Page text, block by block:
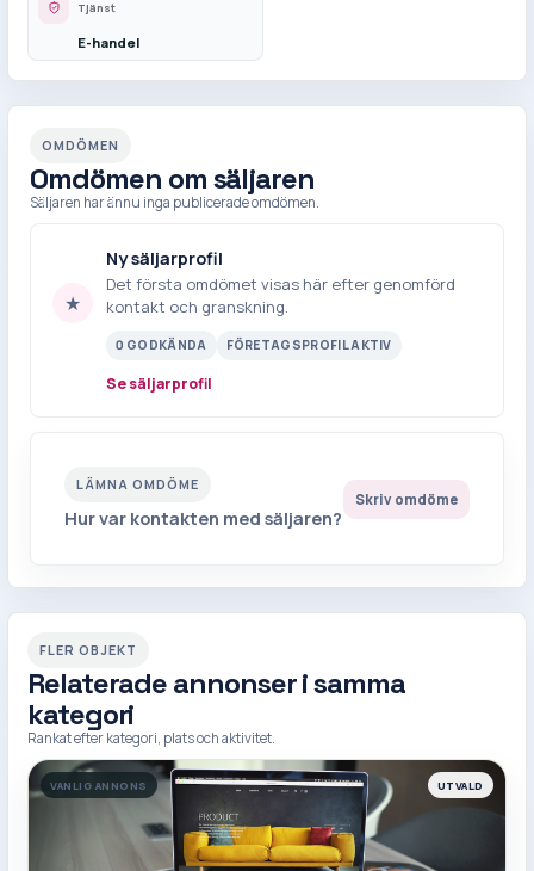
Tjänst
E-handel
OMDÖMEN
Omdömen om säljaren
Säljaren har ännu inga publicerade omdömen.
★
Ny säljarprofil
Det första omdömet visas här efter genomförd
kontakt och granskning.
0 GODKÄNDA FÖRETAGSPROFIL AKTIV
Se säljarprofil
LÄMNA OMDÖME
Hur var kontakten med säljaren?
Skriv omdöme
FLER OBJEKT
Relaterade annonser i samma
kategori
Rankat efter kategori, plats och aktivitet.
VANLIG ANNONS UTVALD